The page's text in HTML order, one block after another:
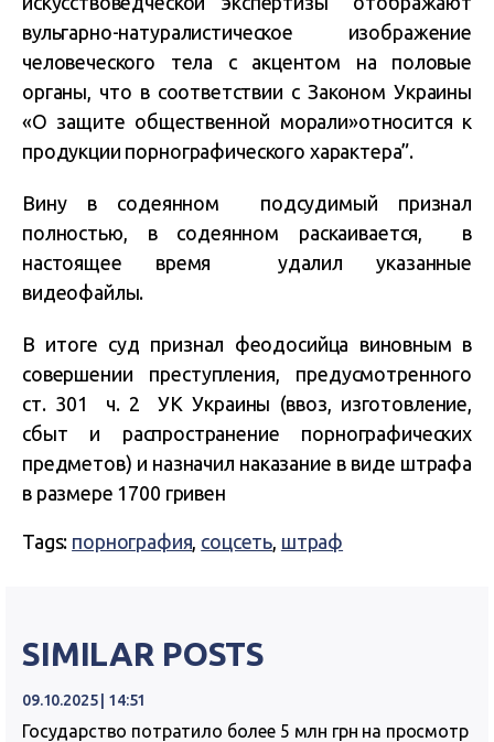
вульгарно-натуралистическое изображение
человеческого тела с акцентом на половые
органы, что в соответствии с Законом Украины
«О защите общественной морали»относится к
продукции порнографического характера”.
Вину в содеянном подсудимый признал
полностью, в содеянном раскаивается, в
настоящее время удалил указанные
видеофайлы.
В итоге суд признал феодосийца виновным в
совершении преступления, предусмотренного
ст. 301 ч. 2 УК Украины (ввоз, изготовление,
сбыт и распространение порнографических
предметов) и назначил наказание в виде штрафа
в размере 1700 гривен
Tags: порнография, соцсеть, штраф
SIMILAR POSTS
09.10.2025 | 14:51
Государство потратило более 5 млн грн на просмотр